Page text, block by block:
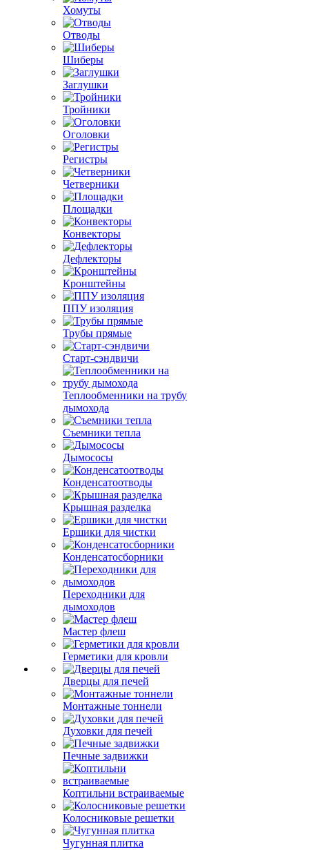
Хомуты
Отводы
Шиберы
Заглушки
Тройники
Оголовки
Регистры
Четверники
Площадки
Конвекторы
Дефлекторы
Кронштейны
ППУ изоляция
Трубы прямые
Старт-сэндвичи
Теплообменники на трубу
дымохода
Съемники тепла
Дымососы
Конденсатоотводы
Крышная разделка
Ершики для чистки
Конденсатосборники
Переходники для
дымоходов
Мастер флеш
Герметики для кровли
Дверцы для печей
Монтажные тоннели
Духовки для печей
Печные задвижки
Коптильни встраиваемые
Колосниковые решетки
Чугунная плитка